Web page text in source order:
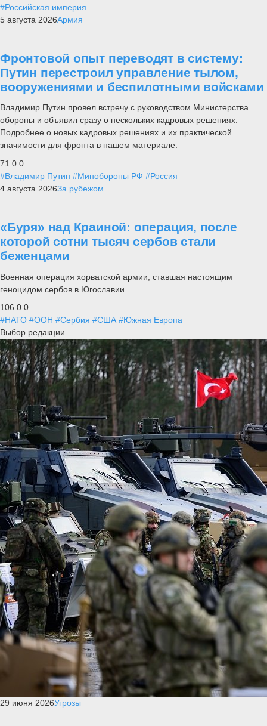
#Российская империя
5 августа 2026Армия
Фронтовой опыт переводят в систему:
Путин перестроил управление тылом,
вооружениями и беспилотными войсками
Владимир Путин провел встречу с руководством Министерства
обороны и объявил сразу о нескольких кадровых решениях.
Подробнее о новых кадровых решениях и их практической
значимости для фронта в нашем материале.
71 0 0
#Владимир Путин #Минобороны РФ #Россия
4 августа 2026За рубежом
«Буря» над Краиной: операция, после
которой сотни тысяч сербов стали
беженцами
Военная операция хорватской армии, ставшая настоящим
геноцидом сербов в Югославии.
106 0 0
#НАТО #ООН #Сербия #США #Южная Европа
Выбор редакции
29 июня 2026Угрозы